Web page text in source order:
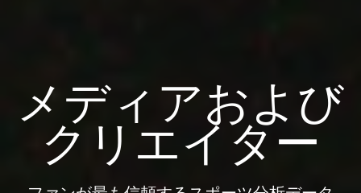
メディアおよび
クリエイター